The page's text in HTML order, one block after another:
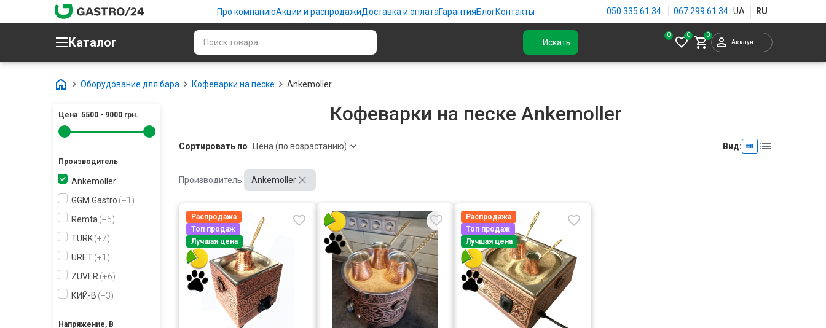
Про компаниюАкции и распродажиДоставка и оплатаГарантияБлогКонтакты 050 335 61 34 067 299 61 34
Каталог Искать
0
Аккаунт
Оборудование для бара Кофеварки на песке Ankemoller
Цена 5500 - 9000 грн.
Производитель
Ankemoller
GGM Gastro +1
Remta +5
TURK +7
URET +1
ZUVER +6
КИЙ-В +3
Напряжение, В
Кофеварки на песке Ankemoller
Сортировать по Вид:
Производитель: Ankemoller
Распродажа
Топ продаж
Лучшая цена
Распродажа
Топ продаж
Лучшая цена